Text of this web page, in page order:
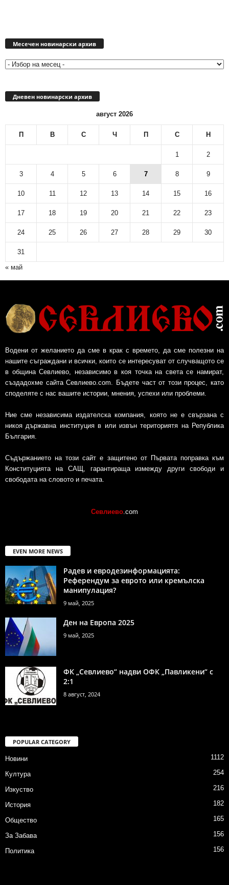
Месечен новинарски архив
Дневен новинарски архив
август 2026
П В С Ч П С Н
1 2
3 4 5 6 7 8 9
10 11 12 13 14 15 16
17 18 19 20 21 22 23
24 25 26 27 28 29 30
31
« май
Водени от желанието да сме в крак с времето, да сме полезни на
нашите съграждани и всички, които се интересуват от случващото се
в община Севлиево, независимо в коя точка на света се намират,
създадохме сайта Севлиево.com. Бъдете част от този процес, като
споделяте с нас вашите истории, мнения, успехи или проблеми.
Ние сме независима издателска компания, която не е свързана с
никоя държавна институция в или извън териториятя на Република
България.
Съдържанието на този сайт е защитено от Първата поправка към
Конституцията на САЩ, гарантираща измежду други свободи и
свободата на словото и печата.
Севлиево .com
EVEN MORE NEWS
Радев и евродезинформацията:
Референдум за еврото или кремълска
манипулация?
9 май, 2025
Ден на Европа 2025
9 май, 2025
ФК „Севлиево“ надви ОФК „Павликени“ с
2:1
8 август, 2024
POPULAR CATEGORY
Новини 1112
Култура 254
Изкуство 216
История 182
Общество 165
За Забава 156
Политика 156